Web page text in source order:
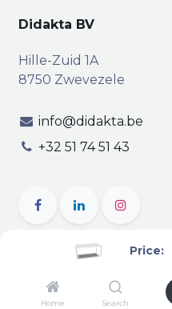
Price:
Home Search
Didakta BV
Hille-Zuid 1A
8750 Zwevezele
info@didakta.be
+32 51 74 51 43
Algemene voorwaarden